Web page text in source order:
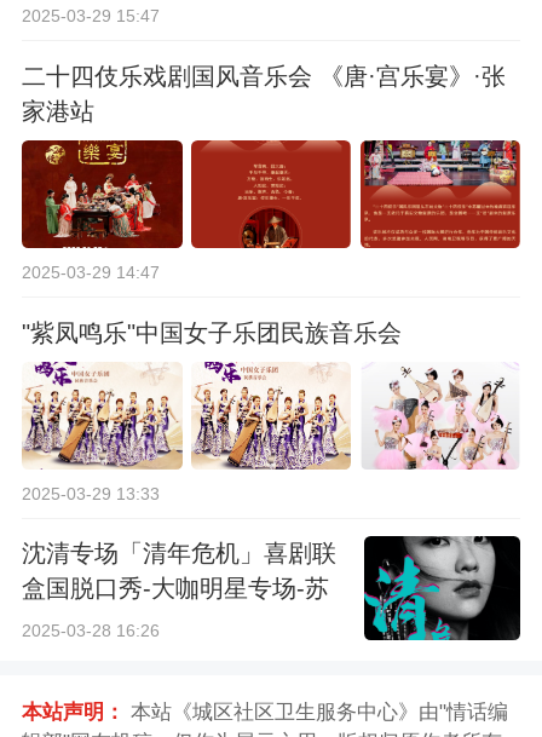
2025-03-29 15:47
二十四伎乐戏剧国风音乐会 《唐·宫乐宴》·张
家港站
2025-03-29 14:47
"紫凤鸣乐"中国女子乐团民族音乐会
2025-03-29 13:33
沈清专场「清年危机」喜剧联
盒国脱口秀-大咖明星专场-苏
州站
2025-03-28 16:26
本站声明： 本站《城区社区卫生服务中心》由"情话编